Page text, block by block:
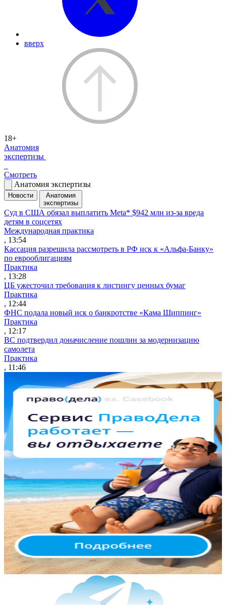
вверх
18+
Анатомия
экспертизы
Смотреть
Анатомия экспертизы
Новости
Анатомия
экспертизы
Суд в США обязал выплатить Meta* $942 млн из-за вреда
детям в соцсетях
Международная практика
, 13:54
Кассация разрешила рассмотреть в РФ иск к «Альфа-Банку»
по еврооблигациям
Практика
, 13:28
ЦБ ужесточил требования к листингу ценных бумаг
Практика
, 12:44
ФНС подала новый иск о банкротстве «Кама Шиппинг»
Практика
, 12:17
ВС подтвердил доначисление пошлин за модернизацию
самолета
Практика
, 11:46